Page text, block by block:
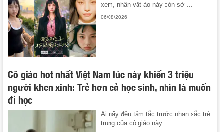
xem, nhân vật ảo này còn sở ...
06/08/2026
Cô giáo hot nhất Việt Nam lúc này khiến 3 triệu
người khen xinh: Trẻ hơn cả học sinh, nhìn là muốn
đi học
Ai nấy đều tấm tắc trước nhan sắc trẻ
trung của cô giáo này.